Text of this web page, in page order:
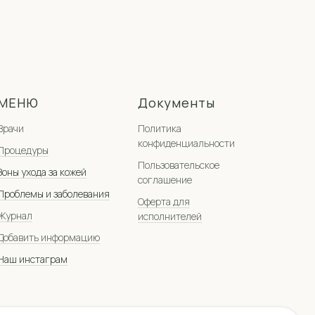
ухода за кожей
и заболевания
информацию
инстаграм
Документы
Политика
конфиденциальности
Пользовательское
соглашение
Оферта для
исполнителей